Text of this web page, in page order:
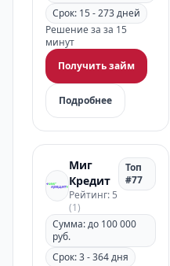
Срок: 15 - 273 дней
Решение за за 15
минут
Получить займ
Подробнее
Миг
Кредит
Рейтинг: 5
(1)
Топ
#77
Сумма: до 100 000
руб.
Срок: 3 - 364 дня